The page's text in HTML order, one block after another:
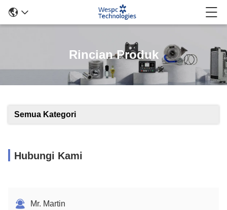
Rincian Produk
Semua Kategori
Hubungi Kami
Mr. Martin